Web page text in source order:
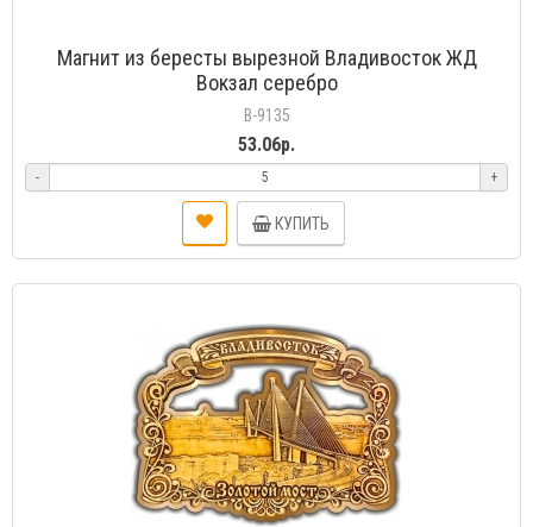
Магнит из бересты вырезной Владивосток ЖД
Вокзал серебро
В-9135
53.06р.
- +
КУПИТЬ